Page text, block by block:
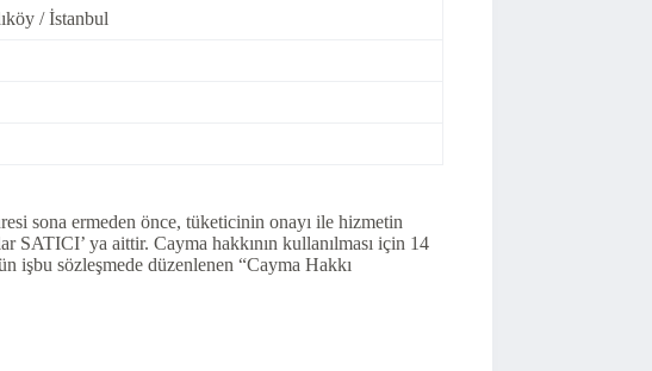
/ İstanbul
sona ermeden önce, tüketicinin onayı ile hizmetin
SATICI’ ya aittir. Cayma hakkının kullanılması için 14
işbu sözleşmede düzenlenen “Cayma Hakkı